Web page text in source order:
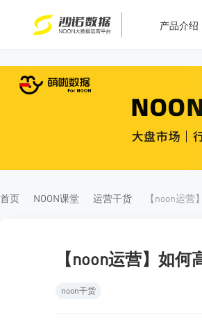
产品介绍
首页 NOON课堂 运营干货
【noon运营】如
noon干货